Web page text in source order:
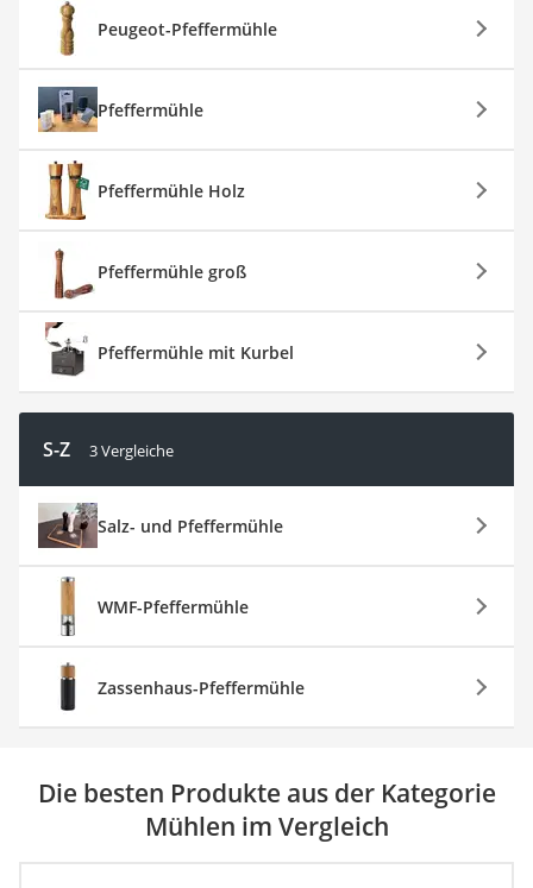
Peugeot-Pfeffermühle
Pfeffermühle
Pfeffermühle Holz
Pfeffermühle groß
Pfeffermühle mit Kurbel
S-Z 3 Vergleiche
Salz- und Pfeffermühle
WMF-Pfeffermühle
Zassenhaus-Pfeffermühle
Die besten Produkte aus der Kategorie
Mühlen im Vergleich